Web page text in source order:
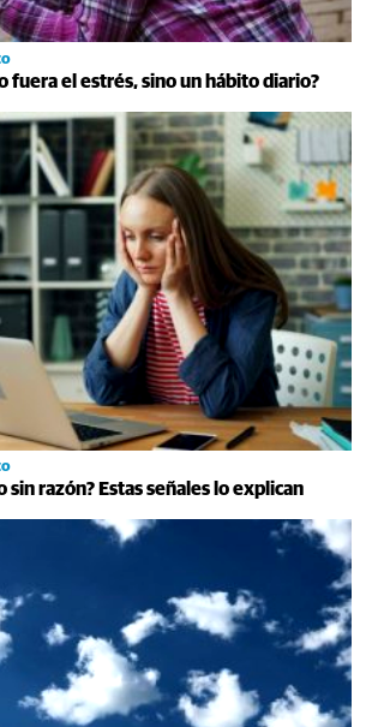
fuera el estrés, sino un hábito diario?
sin razón? Estas señales lo explican